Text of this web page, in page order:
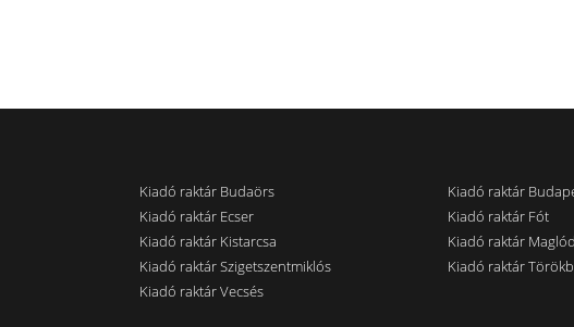
Kiadó raktár Budaörs
Kiadó raktár
Kiadó raktár Ecser
Kiadó raktár Fót
Kiadó raktár Kistarcsa
Kiadó raktár Maglód
Kiadó raktár Szigetszentmiklós
Kiadó raktár
Kiadó raktár Vecsés